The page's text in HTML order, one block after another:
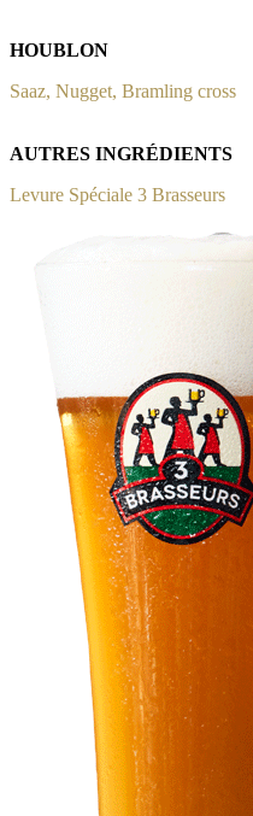
HOUBLON
Saaz, Nugget, Bramling cross
AUTRES INGRÉDIENTS
Levure Spéciale 3 Brasseurs